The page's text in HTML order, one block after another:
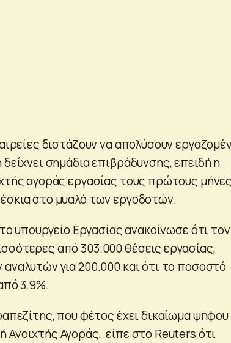
διστάζουν να απολύσουν
σημάδια επιβράδυνσης, επειδή η
αγοράς εργασίας τους πρώτους μήνες
στο μυαλό των εργοδοτών.
υπουργείο Εργασίας ανακοίνωσε ότι τον
από 303.000 θέσεις εργασίας,
για 200.000 και ότι το ποσοστό
3,9%.
που φέτος έχει δικαίωμα ψήφου
Αγοράς, είπε στο Reuters ότι